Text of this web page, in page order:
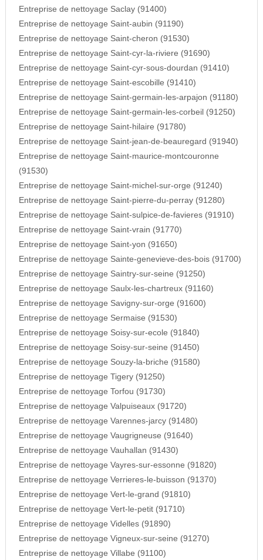
Entreprise de nettoyage Saclay (91400)
Entreprise de nettoyage Saint-aubin (91190)
Entreprise de nettoyage Saint-cheron (91530)
Entreprise de nettoyage Saint-cyr-la-riviere (91690)
Entreprise de nettoyage Saint-cyr-sous-dourdan (91410)
Entreprise de nettoyage Saint-escobille (91410)
Entreprise de nettoyage Saint-germain-les-arpajon (91180)
Entreprise de nettoyage Saint-germain-les-corbeil (91250)
Entreprise de nettoyage Saint-hilaire (91780)
Entreprise de nettoyage Saint-jean-de-beauregard (91940)
Entreprise de nettoyage Saint-maurice-montcouronne
(91530)
Entreprise de nettoyage Saint-michel-sur-orge (91240)
Entreprise de nettoyage Saint-pierre-du-perray (91280)
Entreprise de nettoyage Saint-sulpice-de-favieres (91910)
Entreprise de nettoyage Saint-vrain (91770)
Entreprise de nettoyage Saint-yon (91650)
Entreprise de nettoyage Sainte-genevieve-des-bois (91700)
Entreprise de nettoyage Saintry-sur-seine (91250)
Entreprise de nettoyage Saulx-les-chartreux (91160)
Entreprise de nettoyage Savigny-sur-orge (91600)
Entreprise de nettoyage Sermaise (91530)
Entreprise de nettoyage Soisy-sur-ecole (91840)
Entreprise de nettoyage Soisy-sur-seine (91450)
Entreprise de nettoyage Souzy-la-briche (91580)
Entreprise de nettoyage Tigery (91250)
Entreprise de nettoyage Torfou (91730)
Entreprise de nettoyage Valpuiseaux (91720)
Entreprise de nettoyage Varennes-jarcy (91480)
Entreprise de nettoyage Vaugrigneuse (91640)
Entreprise de nettoyage Vauhallan (91430)
Entreprise de nettoyage Vayres-sur-essonne (91820)
Entreprise de nettoyage Verrieres-le-buisson (91370)
Entreprise de nettoyage Vert-le-grand (91810)
Entreprise de nettoyage Vert-le-petit (91710)
Entreprise de nettoyage Videlles (91890)
Entreprise de nettoyage Vigneux-sur-seine (91270)
Entreprise de nettoyage Villabe (91100)